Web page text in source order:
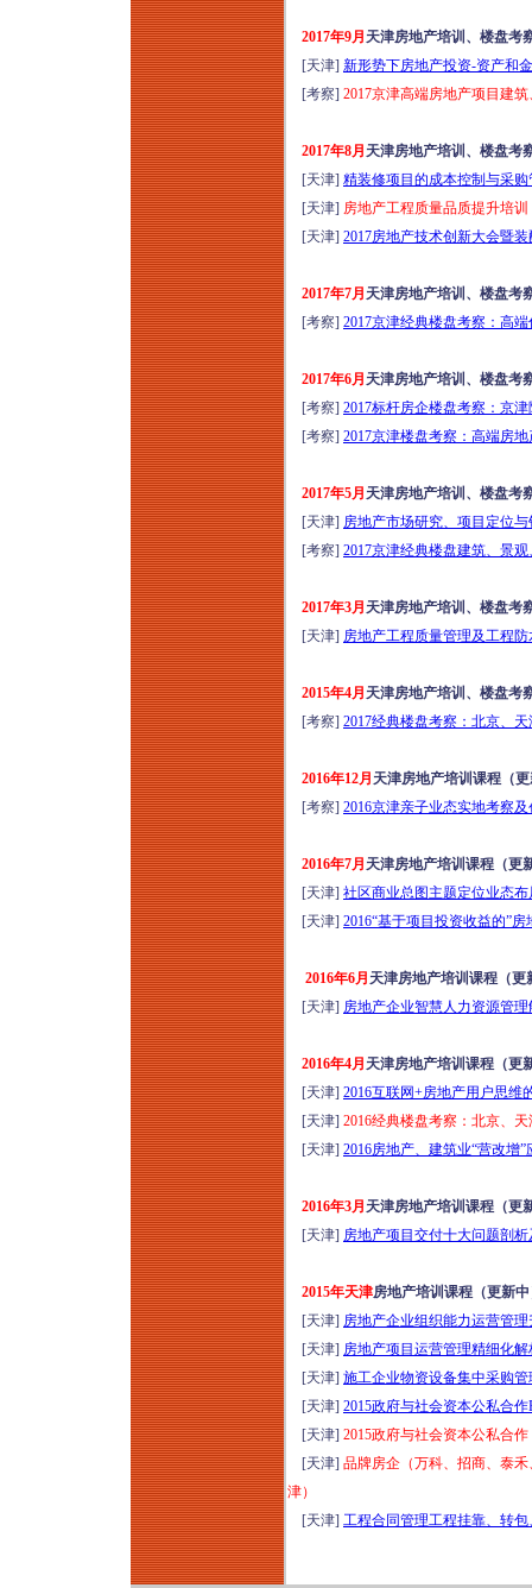
风险应对及税负合规
构建培训（8月15-16
日成都）
建工司法解释（二）
新规深度研判与风控
维权实战研修（2026
年8月15-16日郑州）
走进银川，区域标杆
房企经典项目考察，
吃透长效运营逻辑
（2026年8月15-16
日）
2017年9月 天津房地产培训、楼盘考
[天津] 新形势下房地产投资-资产和
[考察] 2017京津高端房地产项目建
2017年8月 天津房地产培训、楼盘考
[天津] 精装修项目的成本控制与采
[天津] 房地产工程质量品质提升培
[天津] 2017房地产技术创新大会暨
2017年7月 天津房地产培训、楼盘考
[考察] 2017京津经典楼盘考察：高
2017年6月 天津房地产培训、楼盘考
[考察] 2017标杆房企楼盘考察：京
[考察] 2017京津楼盘考察：高端房
2017年5月 天津房地产培训、楼盘考
[天津] 房地产市场研究、项目定位
[考察] 2017京津经典楼盘建筑、景
2017年3月 天津房地产培训、楼盘考
[天津] 房地产工程质量管理及工程
2015年4月 天津房地产培训、楼盘考
[考察] 2017经典楼盘考察：北京、
2016年12月 天津房地产培训课程（
[考察] 2016京津亲子业态实地考察
2016年7月 天津房地产培训课程（更
[天津] 社区商业总图主题定位业态
[天津] 2016“基于项目投资收益的”
2016年6月 天津房地产培训课程（更
[天津] 房地产企业智慧人力资源管
2016年4月 天津房地产培训课程（更
[天津] 2016互联网+房地产用户思维
[天津] 2016经典楼盘考察：北京、
[天津] 2016房地产、建筑业“营改增
2016年3月 天津房地产培训课程（更
[天津] 房地产项目交付十大问题剖
2015年天津房地产培训课程（更新
[天津] 房地产企业组织能力运营管
[天津] 房地产项目运营管理精细化
[天津] 施工企业物资设备集中采购
[天津] 2015政府与社会资本公私合
[天津] 2015政府与社会资本公私合
[天津] 品牌房企（万科、招商、泰
津）
[天津] 工程合同管理工程挂靠、转